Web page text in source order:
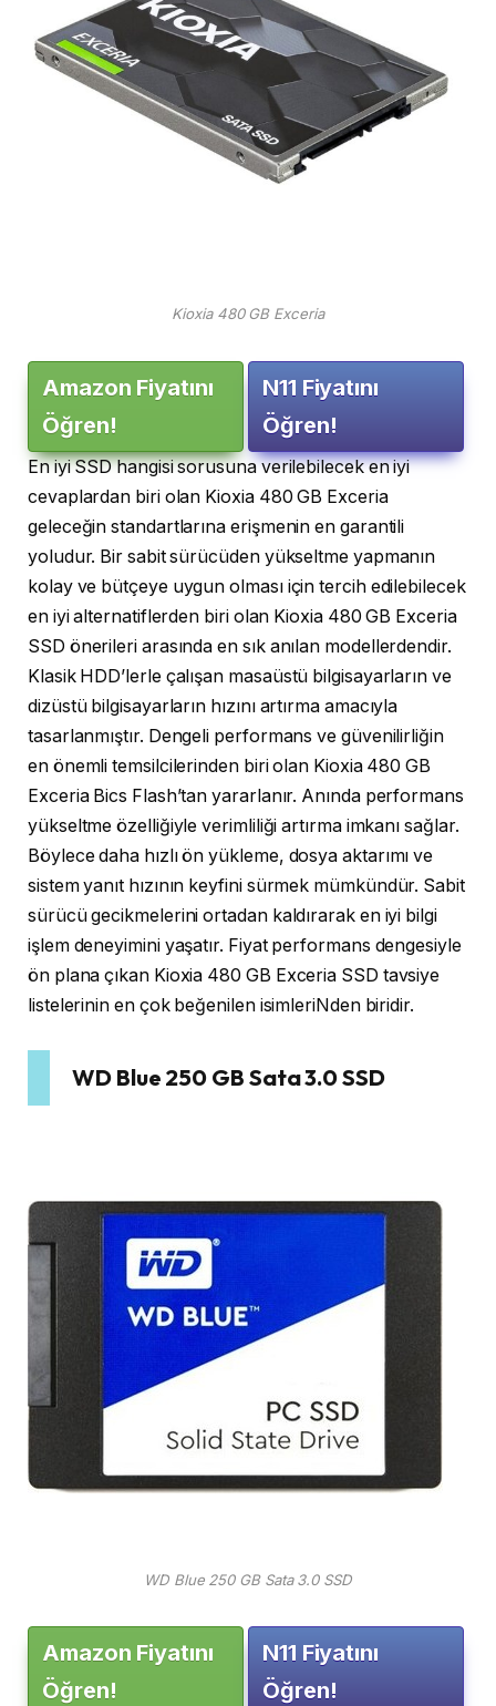
Kioxia 480 GB Exceria
Amazon Fiyatını
Öğren!
N11 Fiyatını
Öğren!
En iyi SSD hangisi sorusuna verilebilecek en iyi
cevaplardan biri olan Kioxia 480 GB Exceria
geleceğin standartlarına erişmenin en garantili
yoludur. Bir sabit sürücüden yükseltme yapmanın
kolay ve bütçeye uygun olması için tercih edilebilecek
en iyi alternatiflerden biri olan Kioxia 480 GB Exceria
SSD önerileri arasında en sık anılan modellerdendir.
Klasik HDD’lerle çalışan masaüstü bilgisayarların ve
dizüstü bilgisayarların hızını artırma amacıyla
tasarlanmıştır. Dengeli performans ve güvenilirliğin
en önemli temsilcilerinden biri olan Kioxia 480 GB
Exceria Bics Flash’tan yararlanır. Anında performans
yükseltme özelliğiyle verimliliği artırma imkanı sağlar.
Böylece daha hızlı ön yükleme, dosya aktarımı ve
sistem yanıt hızının keyfini sürmek mümkündür. Sabit
sürücü gecikmelerini ortadan kaldırarak en iyi bilgi
işlem deneyimini yaşatır. Fiyat performans dengesiyle
ön plana çıkan Kioxia 480 GB Exceria SSD tavsiye
listelerinin en çok beğenilen isimleriNden biridir.
WD Blue 250 GB Sata 3.0 SSD
WD Blue 250 GB Sata 3.0 SSD
Amazon Fiyatını
Öğren!
N11 Fiyatını
Öğren!